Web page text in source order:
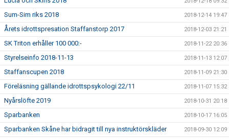
Sum-Sim riks 2018 2018-12-14 19:47
Årets idrottspresation Staffanstorp 2017 2018-12-03 21:21
SK Triton erhåller 100 000:- 2018-11-22 20:36
Styrelseinfo 2018-11-13 2018-11-13 12:07
Staffanscupen 2018 2018-11-09 21:30
Föreläsning gällande idrottspsykologi 22/11 2018-11-07 15:32
Nyårslöfte 2019 2018-10-31 20:18
Sparbanken 2018-10-17 16:05
Sparbanken Skåne har bidragit till nya instruktörskläder 2018-09-30 12:09